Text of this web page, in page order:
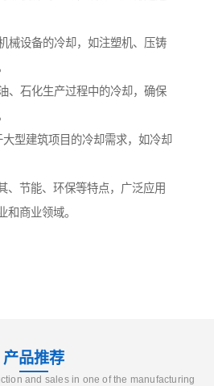
械设备的冷却，如注塑机、压铸
、石化生产过程中的冷却，确保
型建筑项目的冷却需求，如冷却
、节能、环保等特点，广泛应用
和商业领域。
产品推荐
and sales in one of the manufacturing